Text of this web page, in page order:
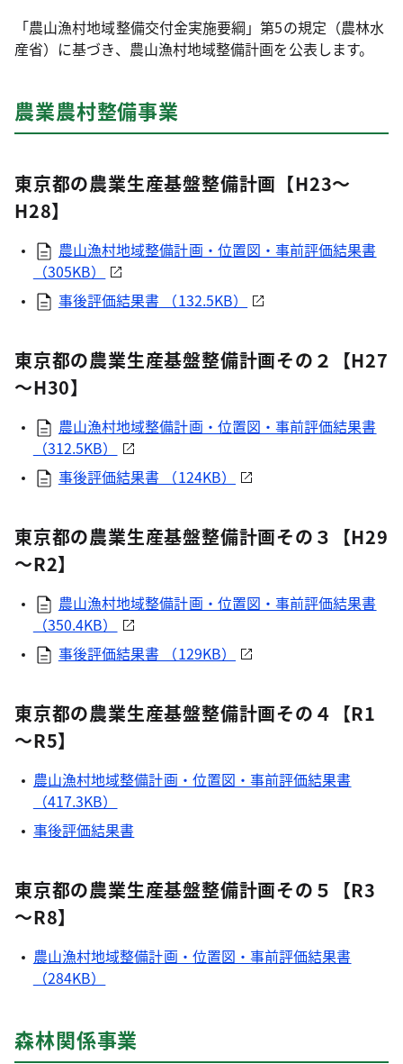
「農山漁村地域整備交付金実施要綱」第5の規定（農林水
産省）に基づき、農山漁村地域整備計画を公表します。
農業農村整備事業
東京都の農業生産基盤整備計画【H23～
H28】
農山漁村地域整備計画・位置図・事前評価結果書
（305KB）
事後評価結果書 （132.5KB）
東京都の農業生産基盤整備計画その２【H27
～H30】
農山漁村地域整備計画・位置図・事前評価結果書
（312.5KB）
事後評価結果書 （124KB）
東京都の農業生産基盤整備計画その３【H29
～R2】
農山漁村地域整備計画・位置図・事前評価結果書
（350.4KB）
事後評価結果書 （129KB）
東京都の農業生産基盤整備計画その４【R1
～R5】
農山漁村地域整備計画・位置図・事前評価結果書
（417.3KB）
事後評価結果書
東京都の農業生産基盤整備計画その５【R3
～R8】
農山漁村地域整備計画・位置図・事前評価結果書
（284KB）
森林関係事業